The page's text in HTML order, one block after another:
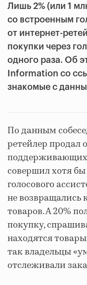
Лишь 2% (или 1
со встроенным
от интернет-
покупки через
одного раза. Об
Information со
знакомые с
По данным
ретейлер продал
поддерживающих
совершил хотя
голосового
не возвращались
товаров. А 20%
покупку,
находятся
так владельцы
отслеживали